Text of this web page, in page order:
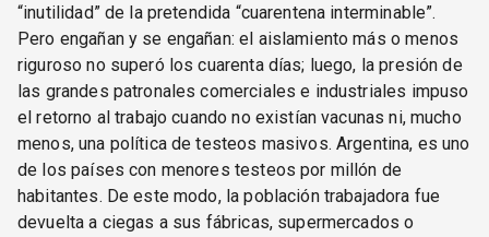
“inutilidad” de la pretendida “cuarentena interminable”.
Pero engañan y se engañan: el aislamiento más o menos
riguroso no superó los cuarenta días; luego, la presión de
las grandes patronales comerciales e industriales impuso
el retorno al trabajo cuando no existían vacunas ni, mucho
menos, una política de testeos masivos. Argentina, es uno
de los países con menores testeos por millón de
habitantes. De este modo, la población trabajadora fue
devuelta a ciegas a sus fábricas, supermercados o